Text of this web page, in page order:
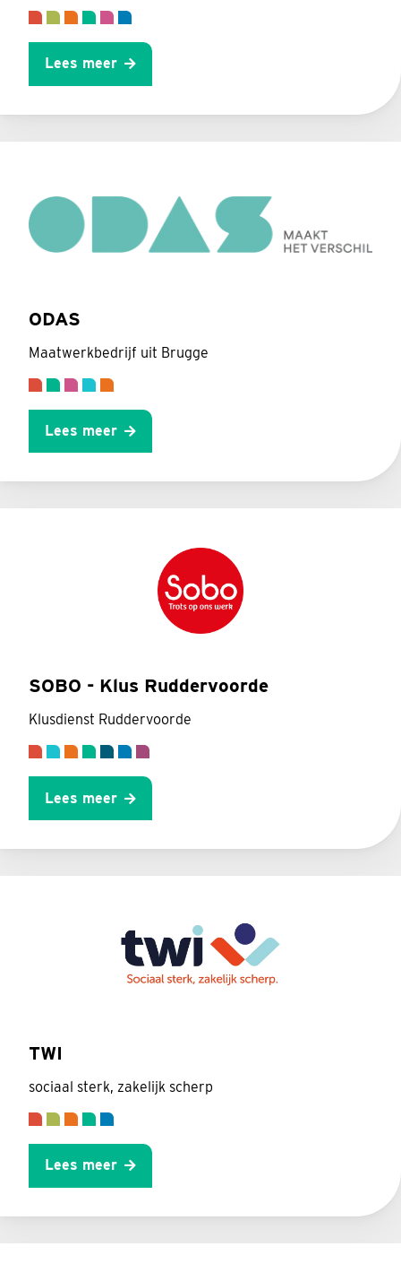
Lees meer
ODAS
Maatwerkbedrijf uit Brugge
Lees meer
SOBO - Klus Ruddervoorde
Klusdienst Ruddervoorde
Lees meer
TWI
sociaal sterk, zakelijk scherp
Lees meer